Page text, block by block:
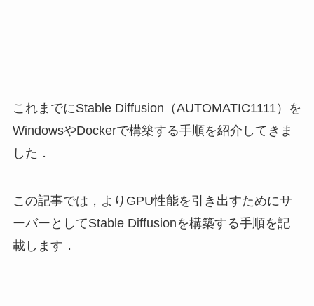
これまでにStable Diffusion（AUTOMATIC1111）を
WindowsやDockerで構築する手順を紹介してきま
した．
この記事では，よりGPU性能を引き出すためにサ
ーバーとしてStable Diffusionを構築する手順を記
載します．